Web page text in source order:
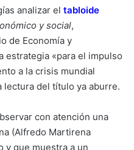
analizar el tabloide
y social,
de Economía y
estrategia «para el impulso
a la crisis mundial
lectura del título ya aburre.
con atención una
(Alfredo Martirena
y que muestra a un